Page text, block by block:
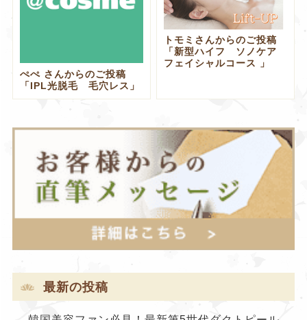
ぺぺ さんからのご投稿
「IPL光脱毛 毛穴レス」
トモミさんからのご投稿
「新型ハイフ ソノケア
フェイシャルコース 」
最新の投稿